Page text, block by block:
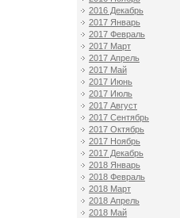
2016 Декабрь
2017 Январь
2017 Февраль
2017 Март
2017 Апрель
2017 Май
2017 Июнь
2017 Июль
2017 Август
2017 Сентябрь
2017 Октябрь
2017 Ноябрь
2017 Декабрь
2018 Январь
2018 Февраль
2018 Март
2018 Апрель
2018 Май